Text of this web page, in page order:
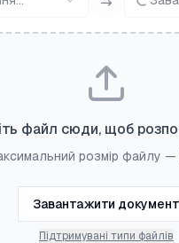
файл сюди, щоб
розмір файлу
Завантажити документ
Підтримувані типи файлів